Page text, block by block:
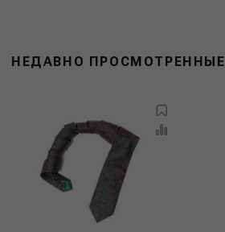
НЕДАВНО ПРОСМОТРЕННЫЕ